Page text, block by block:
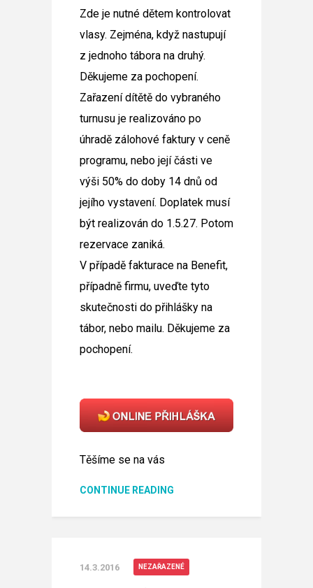
Zde je nutné dětem kontrolovat
vlasy. Zejména, když nastupují
z jednoho tábora na druhý.
Děkujeme za pochopení.
Zařazení dítětě do vybraného
turnusu je realizováno po
úhradě zálohové faktury v ceně
programu, nebo její části ve
výši 50% do doby 14 dnů od
jejího vystavení. Doplatek musí
být realizován do 1.5.27. Potom
rezervace zaniká.
V případě fakturace na Benefit,
případně firmu, uveďte tyto
skutečnosti do přihlášky na
tábor, nebo mailu. Děkujeme za
pochopení.
Těšíme se na vás
CONTINUE READING
14.3.2016 NEZAŘAZENÉ